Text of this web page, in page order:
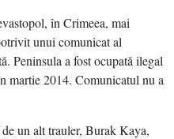
în Crimeea, mai
unui comunicat al
Peninsula a fost ocupată ilegal
martie 2014. Comunicatul nu a
un alt trauler, Burak Kaya,